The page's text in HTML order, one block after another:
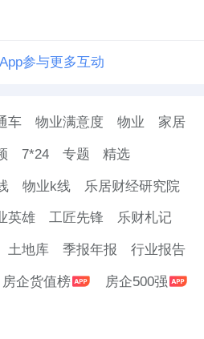
参与更多互动
车 物业满意度 物业 家居
7*24 专题 精选
物业k线 乐居财经研究院
英雄 工匠先锋 乐财札记
土地库 季报年报 行业报告
房企货值榜 房企500强